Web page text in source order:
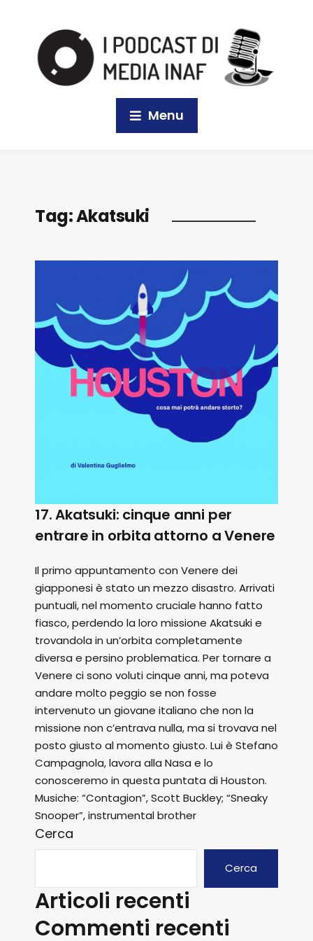
Menu
Tag:Akatsuki
17. Akatsuki: cinque anni per
entrare in orbita attorno a Venere
Il primo appuntamento con Venere dei
giapponesi è stato un mezzo disastro. Arrivati
puntuali, nel momento cruciale hanno fatto
fiasco, perdendo la loro missione Akatsuki e
trovandola in un’orbita completamente
diversa e persino problematica. Per tornare a
Venere ci sono voluti cinque anni, ma poteva
andare molto peggio se non fosse
intervenuto un giovane italiano che non la
missione non c’entrava nulla, ma si trovava nel
posto giusto al momento giusto. Lui è Stefano
Campagnola, lavora alla Nasa e lo
conosceremo in questa puntata di Houston.
Musiche: “Contagion”, Scott Buckley; “Sneaky
Snooper”, instrumental brother
Cerca
Cerca
Articoli recenti
Commenti recenti